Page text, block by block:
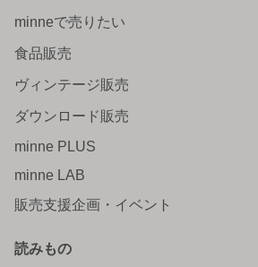
minneで売りたい
食品販売
ヴィンテージ販売
ダウンロード販売
minne PLUS
minne LAB
販売支援企画・イベント
読みもの